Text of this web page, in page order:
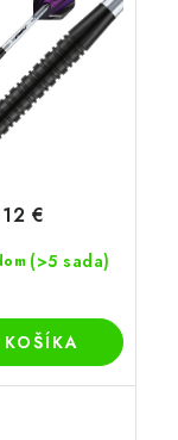
(>5 sada)
12 €